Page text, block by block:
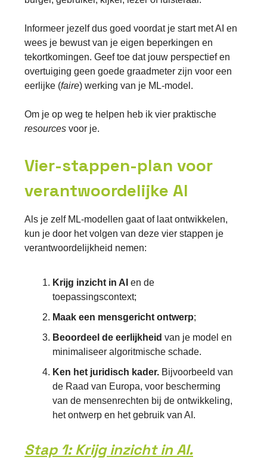
Informeer jezelf dus goed voordat je start met AI en
wees je bewust van je eigen beperkingen en
tekortkomingen. Geef toe dat jouw perspectief en
overtuiging geen goede graadmeter zijn voor een
eerlijke (faire) werking van je ML-model.
Om je op weg te helpen heb ik vier praktische
resources voor je.
Vier-stappen-plan voor
verantwoordelijke AI
Als je zelf ML-modellen gaat of laat ontwikkelen,
kun je door het volgen van deze vier stappen je
verantwoordelijkheid nemen:
Krijg inzicht in AI en de
toepassingscontext;
Maak een mensgericht ontwerp;
Beoordeel de eerlijkheid van je model en
minimaliseer algoritmische schade.
Ken het juridisch kader. Bijvoorbeeld van
de Raad van Europa, voor bescherming
van de mensenrechten bij de ontwikkeling,
het ontwerp en het gebruik van AI.
Stap 1: Krijg inzicht in AI.